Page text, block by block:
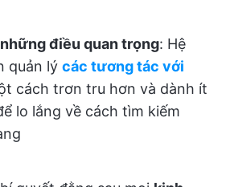
điều quan trọng: Hệ
quản lý các tương tác với
cách trơn tru hơn và dành ít
lo lắng về cách tìm kiếm